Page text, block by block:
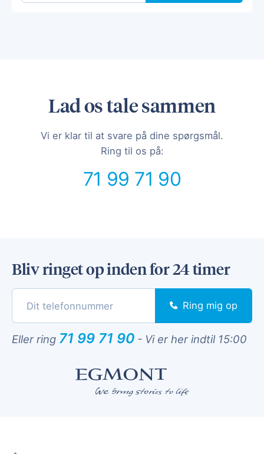
Lad os tale sammen
Vi er klar til at svare på dine spørgsmål.
Ring til os på:
71 99 71 90
Bliv ringet op inden for 24 timer
Ring mig op
Eller ring 71 99 71 90 - Vi er her indtil 15:00